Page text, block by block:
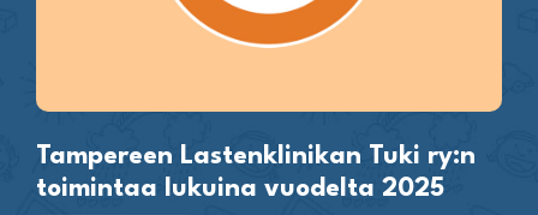
Tampereen Lastenklinikan Tuki ry:n
toimintaa lukuina vuodelta 2025